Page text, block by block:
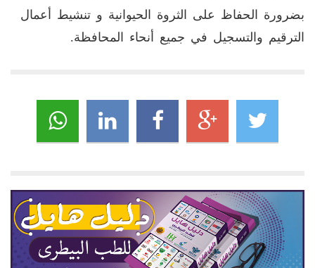
بضرورة الحفاظ على الثروة الحيوانية و تنشيط أعمال
الترقيم والتسجيل في جميع أنحاء المحافظة.